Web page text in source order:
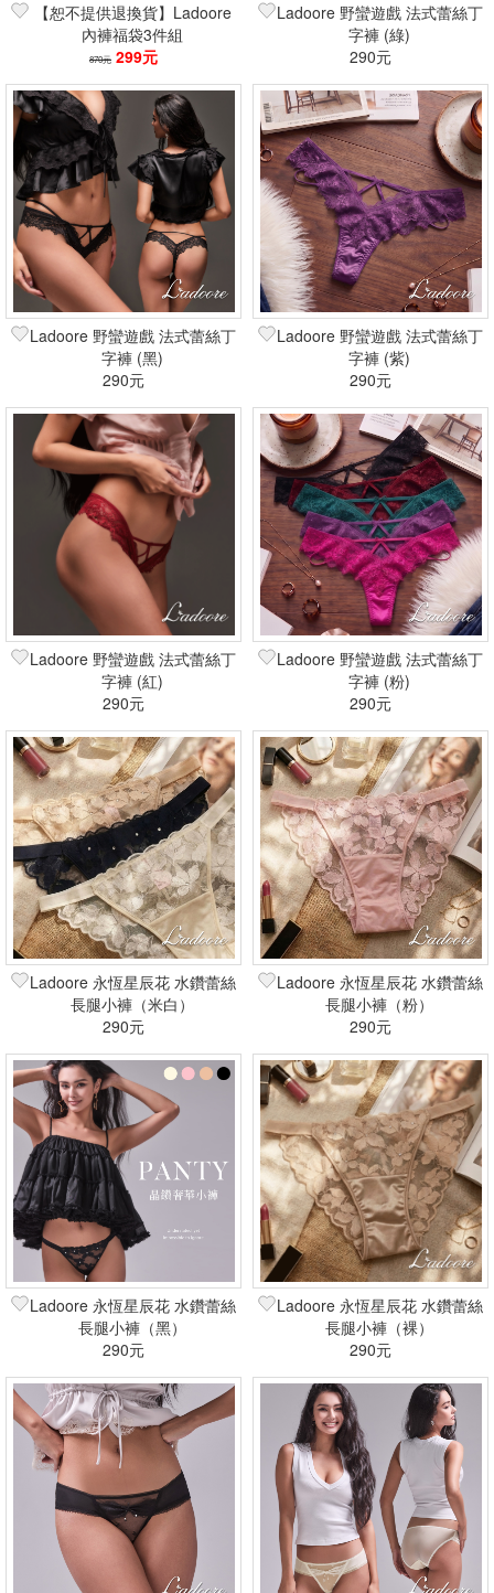
【恕不提供退換貨】Ladoore
內褲福袋3件組
870元 299元
Ladoore 野蠻遊戲 法式蕾絲丁
字褲 (綠)
290元
Ladoore 野蠻遊戲 法式蕾絲丁
字褲 (黑)
290元
Ladoore 野蠻遊戲 法式蕾絲丁
字褲 (紫)
290元
Ladoore 野蠻遊戲 法式蕾絲丁
字褲 (紅)
290元
Ladoore 野蠻遊戲 法式蕾絲丁
字褲 (粉)
290元
Ladoore 永恆星辰花 水鑽蕾絲
長腿小褲（米白）
290元
Ladoore 永恆星辰花 水鑽蕾絲
長腿小褲（粉）
290元
Ladoore 永恆星辰花 水鑽蕾絲
長腿小褲（黑）
290元
Ladoore 永恆星辰花 水鑽蕾絲
長腿小褲（裸）
290元